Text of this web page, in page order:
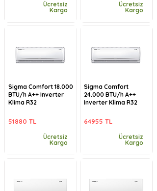
Ücretsiz
Kargo
Sigma Comfort 18.000
BTU/h A++ Inverter
Klima R32
51880 TL
Ücretsiz
Kargo
Ücretsiz
Kargo
Sigma Comfort
24.000 BTU/h A++
Inverter Klima R32
64955 TL
Ücretsiz
Kargo